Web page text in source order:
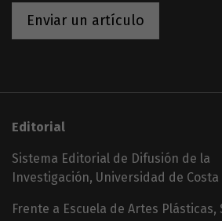
Enviar un artículo
Editorial
Sistema Editorial de Difusión de la
Investigación, Universidad de Costa
Frente a Escuela de Artes Plásticas,